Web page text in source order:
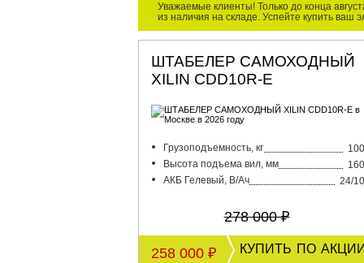
Уважаемые клиенты! Только до конца
из наличия на складе. Успейте купить ваш
ШТАБЕЛЕР САМОХОДНЫЙ
XILIN CDD10R-E
Грузоподъемность, кг
Высота подъема вил, мм
АКБ Гелевый, В/Ач
24/
278 000 ₽
258 000 ₽ купить по